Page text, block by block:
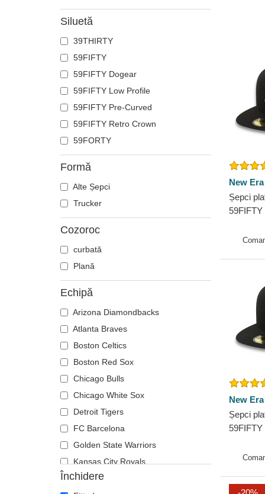
Siluetă
39THIRTY
59FIFTY
59FIFTY Dogear
59FIFTY Low Profile
59FIFTY Pre-Curved
59FIFTY Retro Crown
59FORTY
Formă
Alte Șepci
Trucker
Cozoroc
curbată
Plană
Echipă
Arizona Diamondbacks
Atlanta Braves
Boston Celtics
Boston Red Sox
Chicago Bulls
Chicago White Sox
Detroit Tigers
FC Barcelona
Golden State Warriors
Kansas City Royals
Las Vegas Raiders
Închidere
New Era
Șepci
York
New Era
Șepci
New
New Era